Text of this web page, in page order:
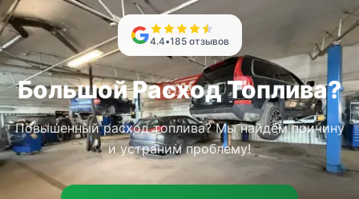
4.4•185 отзывов
Большой Расход Топлива?
Повышенный расход топлива? Мы найдём причину
и устраним проблему!